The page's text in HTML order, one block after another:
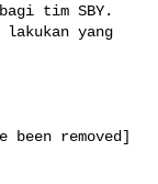
tim SBY.
lakukan yang
removed]